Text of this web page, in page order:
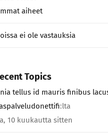
aiheet
ei ole vastauksia
Topics
tellus id mauris finibus
:lta
10 kuukautta sitten